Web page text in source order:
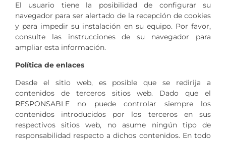
El usuario tiene la posibilidad de configurar su
navegador para ser alertado de la recepción de cookies
y para impedir su instalación en su equipo. Por favor,
consulte las instrucciones de su navegador para
ampliar esta información.
Política de enlaces
Desde el sitio web, es posible que se redirija a
contenidos de terceros sitios web. Dado que el
RESPONSABLE no puede controlar siempre los
contenidos introducidos por los terceros en sus
respectivos sitios web, no asume ningún tipo de
responsabilidad respecto a dichos contenidos. En todo